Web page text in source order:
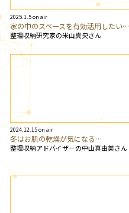
2025.1.5 on air
家の中のスペースを有効活用したい…
整理収納研究家の米山真央さん
2024.12.15 on air
冬はお肌の乾燥が気になる…
整理収納アドバイザーの中山真由美さん